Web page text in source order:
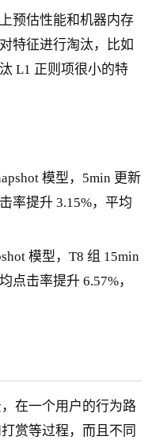
预估性能和机器内存
特征进行淘汰，比如
L1 正则项很小的特
模型，5min 更新
率提升 3.15%，平均
模型，T8 组 15min
点击率提升 6.57%，
在一个用户的行为路
赏等过程，而且不同